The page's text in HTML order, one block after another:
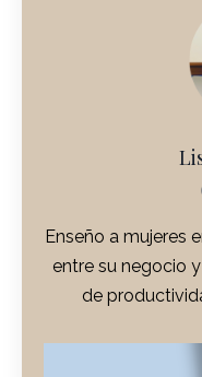
Enseño a mujeres
entre su negocio
de